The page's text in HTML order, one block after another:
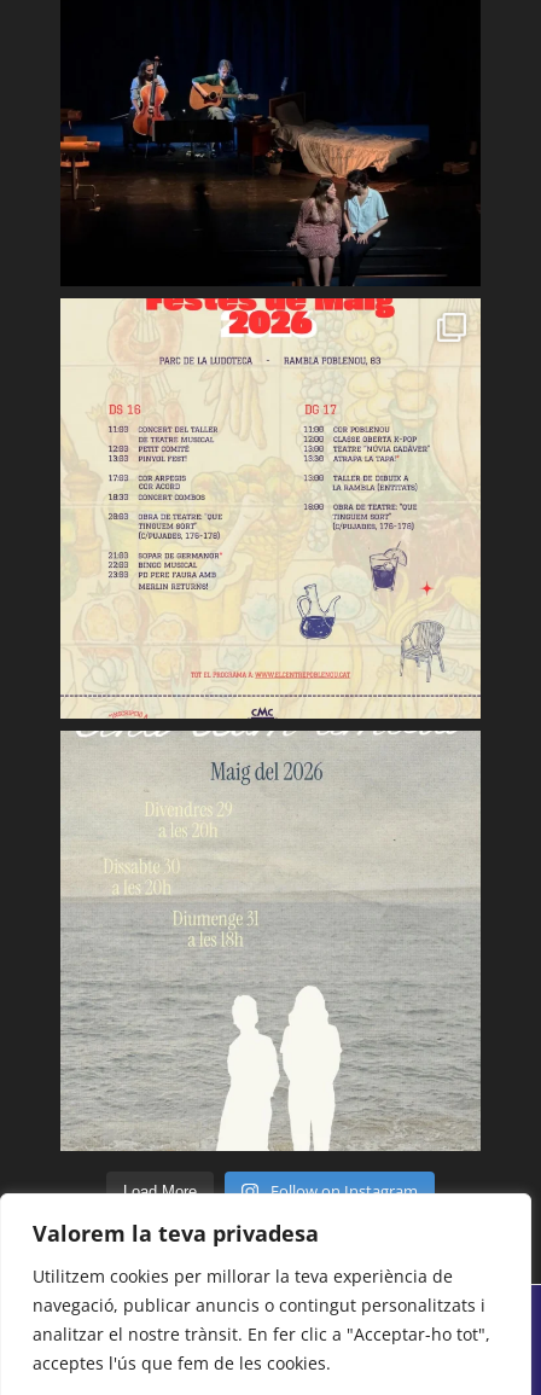
Valorem la teva privadesa
Utilitzem cookies per millorar la teva experiència de
navegació, publicar anuncis o contingut personalitzats i
analitzar el nostre trànsit. En fer clic a "Acceptar-ho tot",
acceptes l'ús que fem de les cookies.
Load More Follow on Instagram
© Tots els drets reservats 2018 - 2026 | Centre
Moral i Cultural del Poblenou -Avís legal